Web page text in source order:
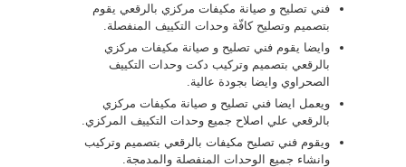
فني تصليح و صيانة مكيفات مركزي بالرقعي يقوم
بتصميم وتصليح كافّة وحدات التكييف المنفصلة.
وايضا يقوم فني تصليح و صيانة مكيفات مركزي
بالرقعي بتصميم وتركيب دكت وحدات التكييف
الصحراوي وايضا بجودة عالية.
ويعمل ايضا فني تصليح و صيانة مكيفات مركزي
بالرقعي علي اصلاح جميع وحدات التكييف المركزي.
ويقوم فني تصليح مكيفات بالرقعي بتصميم وتركيب
وانشاء جميع الوحدات المنفصلة والمدمجة.